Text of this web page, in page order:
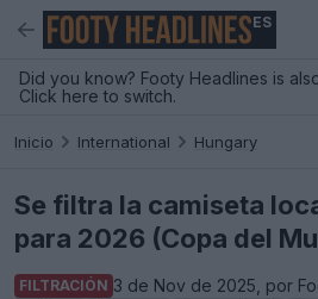
ES
Did you know? Footy Headlines is
Click here to switch.
Inicio International Hungary
Se filtra la camiseta
para 2026 (Copa del
FILTRACIÓN 3 de Nov de 2025, por